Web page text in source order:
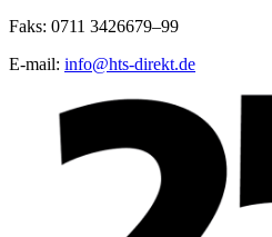
Faks: 0711 3426679–99
E-mail: info@hts-direkt.de